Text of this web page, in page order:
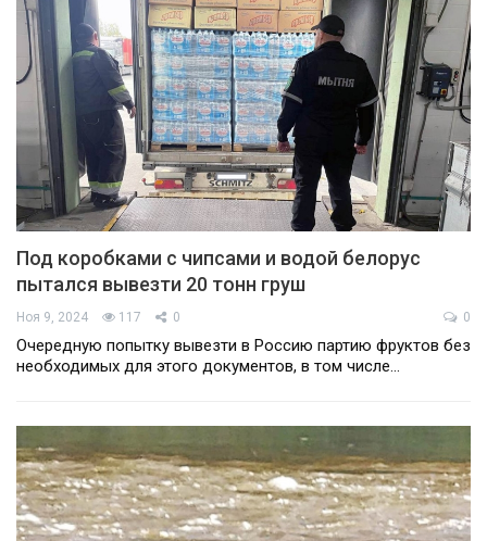
Под коробками с чипсами и водой белорус
пытался вывезти 20 тонн груш
Ноя 9, 2024 117 0 0
Очередную попытку вывезти в Россию партию фруктов без
необходимых для этого документов, в том числе…